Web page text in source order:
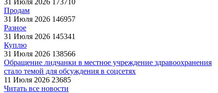
31 Июля 2026 173710
Продам
31 Июля 2026 146957
Разное
31 Июля 2026 145341
Куплю
31 Июля 2026 138566
Обращение лидчанки в местное учреждение здравоохранения
стало темой для обсуждения в соцсетях
11 Июля 2026 23685
Читать все новости